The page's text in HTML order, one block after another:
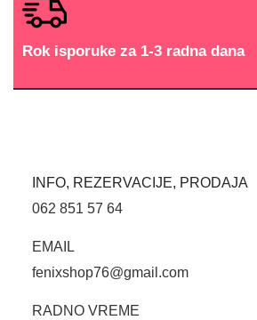
Rok isporuke za 1-3 radna dana
INFO, REZERVACIJE, PRODAJA
062 851 57 64
EMAIL
fenixshop76@gmail.com
RADNO VREME